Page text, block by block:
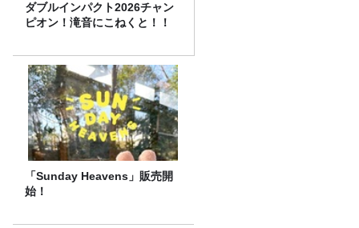
ダブルインパクト2026チャン
ピオン！滝音にこねくと！！
「Sunday Heavens」販売開
始！